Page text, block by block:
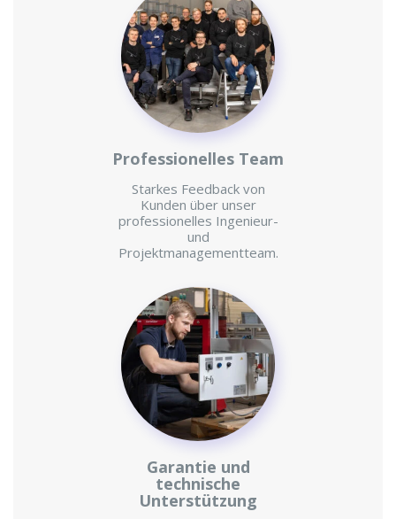
Professionelles Team
Starkes Feedback von
Kunden über unser
professionelles Ingenieur-
und
Projektmanagementteam.
Garantie und
technische
Unterstützung